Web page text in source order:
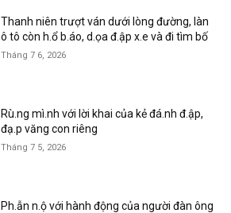
Thanh niên trượt ván dưới lòng đường, làn
ô tô còn h.ổ b.áo, d.ọa đ.ập x.e và đi tìm bố
Tháng 7 6, 2026
Rù.ng mì.nh với lời khai của kẻ đá.nh đ.ập,
đạ.p văng con riêng
Tháng 7 5, 2026
Ph.ẫn n.ộ với hành động của người đàn ông